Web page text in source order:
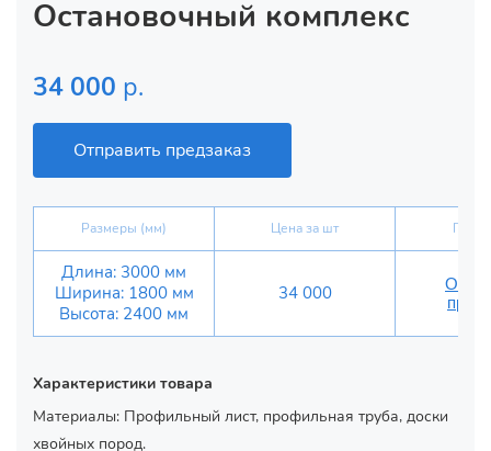
Остановочный комплекс
34 000 р.
Отправить предзаказ
Размеры (мм) Цена за шт
Длина: 3000 мм
Ширина: 1800 мм
Высота: 2400 мм
34 000
Характеристики товара
Материалы: Профильный лист, профильная труба, доски
хвойных пород.